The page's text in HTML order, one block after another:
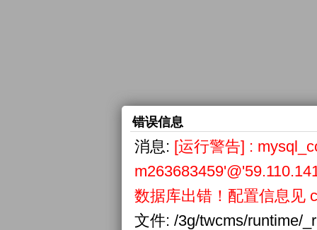
错误信息
消息: [运行警告] :
数据库出错！配置信息见
文件: /3g/twcms/runtime/